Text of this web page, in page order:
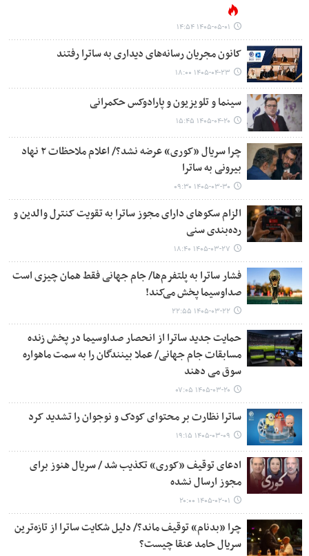
۱۴۰۵-۰۵-۰۱ ۱۴:۵۴
​​​​​​​کانون مجریان رسانه‌های دیداری به ساترا رفتند
۱۴۰۵-۰۴-۲۳ ۱۸:۰۰
سینما و تلویزیون و پارادوکس حکمرانی
۱۴۰۵-۰۴-۲۰ ۱۵:۴۵
چرا سریال «کوری» عرضه نشد؟/ اعلام ملاحظات ۲ نهاد
بیرونی به ساترا
۱۴۰۵-۰۳-۳۰ ۰۹:۳۰
الزام سکوهای دارای مجوز ساترا به تقویت کنترل والدین و
رده‌بندی سنی
۱۴۰۵-۰۳-۲۷ ۱۸:۴۰
فشار ساترا به پلتفرم‌ها/ جام جهانی فقط همان چیزی است
صداوسیما پخش می‌کند!
۱۴۰۵-۰۳-۲۲ ۲۲:۵۵
حمایت جدید ساترا از انحصار صداوسیما در پخش زنده
مسابقات جام جهانی/ عملا بینندگان را به سمت ماهواره
سوق می دهند
۱۴۰۵-۰۳-۲۰ ۰۷:۰۵
ساترا نظارت بر محتوای کودک و نوجوان را تشدید کرد
۱۴۰۵-۰۳-۰۹ ۱۹:۱۵
ادعای توقیف «کوری» تکذیب شد / سریال هنوز برای
مجوز ارسال نشده
۱۴۰۵-۰۲-۰۱ ۲۰:۰۰
چرا «بدنام» توقیف ماند؟/ دلیل شکایت ساترا از تازه‌ترین
سریال حامد عنقا چیست؟